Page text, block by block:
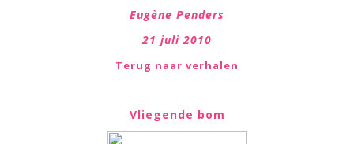
Eugène Penders
21 juli 2010
Terug naar verhalen
Vliegende bom